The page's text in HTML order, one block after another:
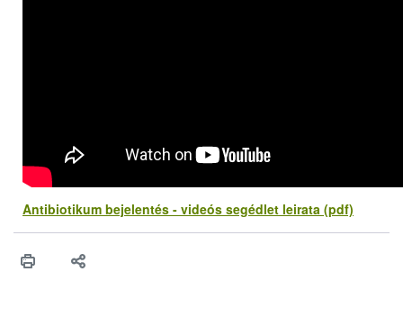
Antibiotikum bejelentés - videós segédlet leirata (pdf)